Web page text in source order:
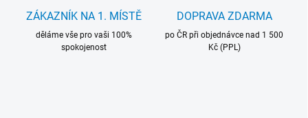
ZÁKAZNÍK NA 1. MÍSTĚ
děláme vše pro vaši 100%
spokojenost
DOPRAVA ZDARMA
po ČR při objednávce nad 1 500
Kč (PPL)